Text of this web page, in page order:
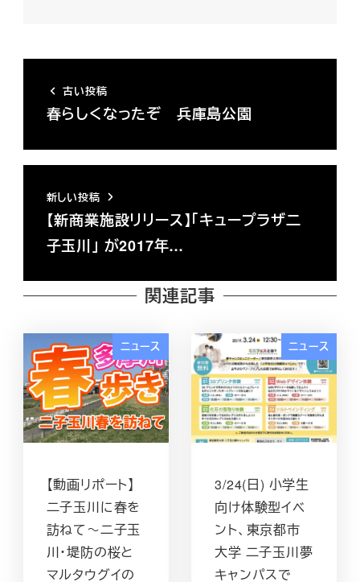
古い投稿
春らしくなったぞ 兵庫島公園
新しい投稿
【新商業施設リリース】「キュープラザ二
子玉川」 が2017年…
関連記事
ニュース
【動画リポート】
二子玉川に春を
訪ねて～二子玉
川・堤防の桜と
マルタウグイの
ニュース
3/24(日) 小学生
向け体験型イベ
ント、東京都市
大学 二子玉川夢
キャンパスで